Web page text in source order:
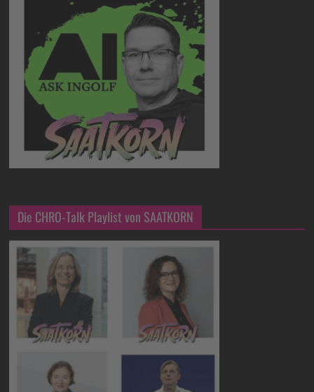
Die CHRO-Talk Playlist von SAATKORN